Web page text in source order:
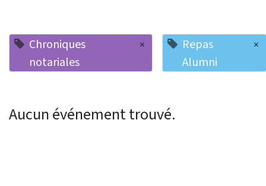
Chroniques
notariales
×
Repas
Alumni
×
Aucun événement trouvé.